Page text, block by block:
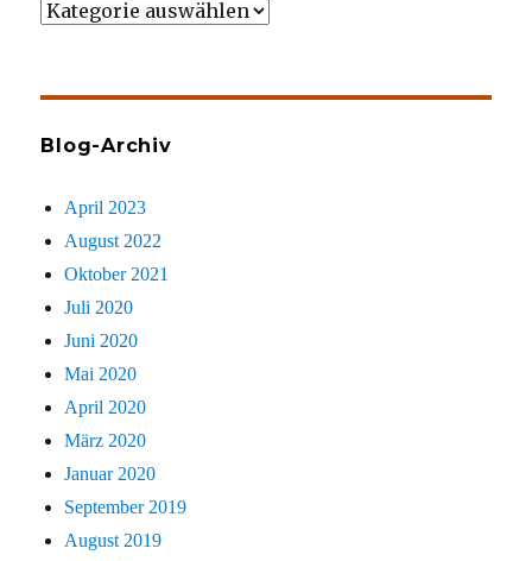
Wer
Blog-Archiv
April 2023
August 2022
Oktober 2021
Juli 2020
Juni 2020
Mai 2020
April 2020
März 2020
Januar 2020
September 2019
August 2019